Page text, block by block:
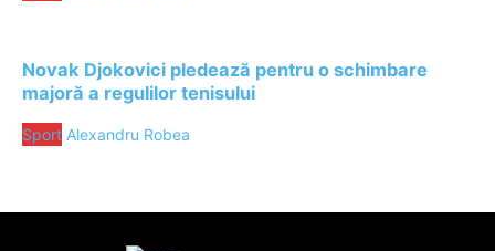
Novak Djokovici pledează pentru o schimbare
majoră a regulilor tenisului
Sport Alexandru Robea